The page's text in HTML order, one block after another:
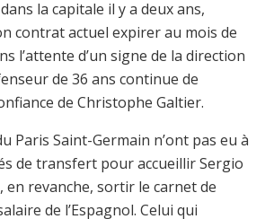
la capitale il y a deux ans,
contrat actuel expirer au mois de
l’attente d’un signe de la direction
de 36 ans continue de
de Christophe Galtier.
Paris Saint-Germain n’ont pas eu à
de transfert pour accueillir Sergio
en revanche, sortir le carnet de
de l’Espagnol. Celui qui